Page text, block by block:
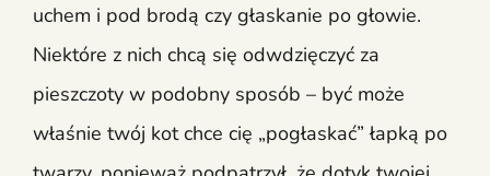
uchem i pod brodą czy głaskanie po głowie.
Niektóre z nich chcą się odwdzięczyć za
pieszczoty w podobny sposób – być może
właśnie twój kot chce cię „pogłaskać” łapką po